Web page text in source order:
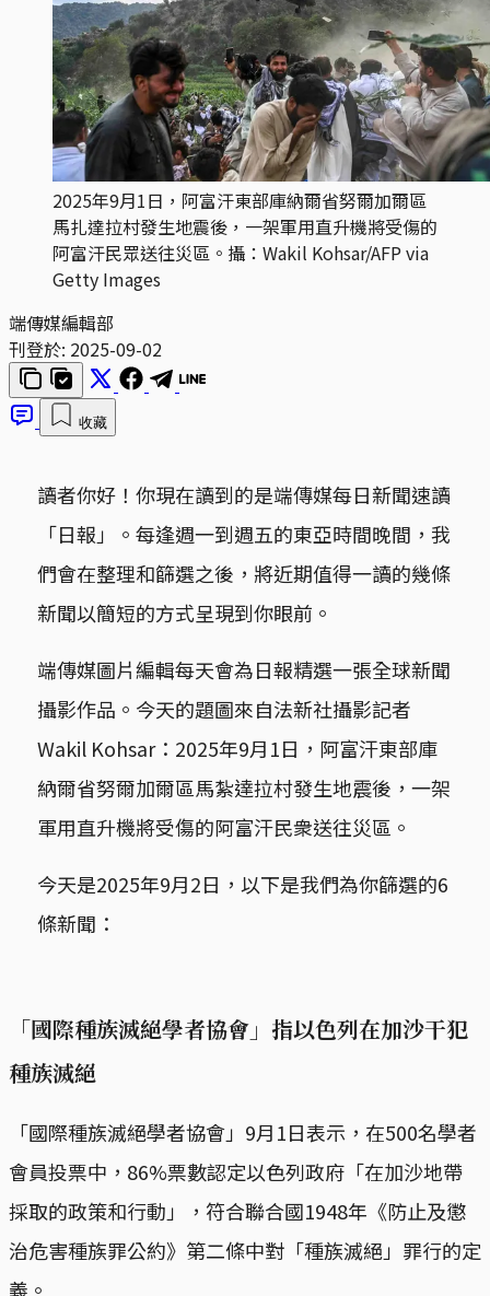
2025年9月1日，阿富汗東部庫納爾省努爾加爾區
馬扎達拉村發生地震後，一架軍用直升機將受傷的
阿富汗民眾送往災區。攝：Wakil Kohsar/AFP via
Getty Images
端傳媒編輯部
刊登於: 2025-09-02
收藏
讀者你好！你現在讀到的是端傳媒每日新聞速讀
「日報」。每逢週一到週五的東亞時間晚間，我
們會在整理和篩選之後，將近期值得一讀的幾條
新聞以簡短的方式呈現到你眼前。
端傳媒圖片編輯每天會為日報精選一張全球新聞
攝影作品。今天的題圖來自法新社攝影記者
Wakil Kohsar：2025年9月1日，阿富汗東部庫
納爾省努爾加爾區馬紮達拉村發生地震後，一架
軍用直升機將受傷的阿富汗民衆送往災區。
今天是2025年9月2日，以下是我們為你篩選的6
條新聞：
「國際種族滅絕學者協會」指以色列在加沙干犯
種族滅絕
「國際種族滅絕學者協會」9月1日表示，在500名學者
會員投票中，86%票數認定以色列政府「在加沙地帶
採取的政策和行動」，符合聯合國1948年《防止及懲
治危害種族罪公約》第二條中對「種族滅絕」罪行的定
義。